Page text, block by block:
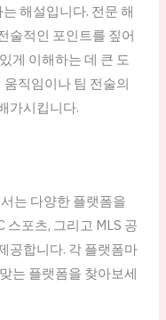
해설입니다. 전문 해
술적인 포인트를 짚어
게 이해하는 데 큰 도
직임이나 팀 전술의
가시킵니다.
는 다양한 플랫폼을
스포츠, 그리고 MLS 공
공합니다. 각 플랫폼마
는 플랫폼을 찾아보세